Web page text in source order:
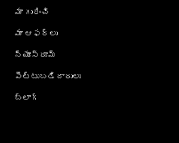
మా గురించి
మా ఆఫర్లు
న్యూస్‌రూమ్
పెట్టుబడిదారులు
బ్లాగ్